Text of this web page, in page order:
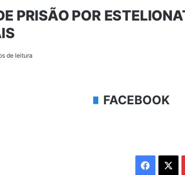
PRISÃO POR
de leitura
FACEBOOK